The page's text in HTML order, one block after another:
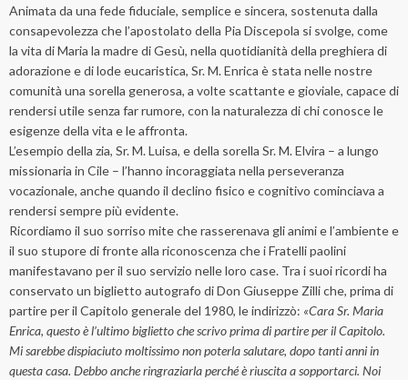
Animata da una fede fiduciale, semplice e sincera, sostenuta dalla
consapevolezza che l’apostolato della Pia Discepola si svolge, come
la vita di Maria la madre di Gesù, nella quotidianità della preghiera di
adorazione e di lode eucaristica, Sr. M. Enrica è stata nelle nostre
comunità una sorella generosa, a volte scattante e gioviale, capace di
rendersi utile senza far rumore, con la naturalezza di chi conosce le
esigenze della vita e le affronta.
L’esempio della zia, Sr. M. Luisa, e della sorella Sr. M. Elvira – a lungo
missionaria in Cile – l’hanno incoraggiata nella perseveranza
vocazionale, anche quando il declino fisico e cognitivo cominciava a
rendersi sempre più evidente.
Ricordiamo il suo sorriso mite che rasserenava gli animi e l’ambiente e
il suo stupore di fronte alla riconoscenza che i Fratelli paolini
manifestavano per il suo servizio nelle loro case. Tra i suoi ricordi ha
conservato un biglietto autografo di Don Giuseppe Zilli che, prima di
partire per il Capitolo generale del 1980, le indirizzò: «Cara Sr. Maria
Enrica, questo è l’ultimo biglietto che scrivo prima di partire per il Capitolo.
Mi sarebbe dispiaciuto moltissimo non poterla salutare, dopo tanti anni in
questa casa. Debbo anche ringraziarla perché è riuscita a sopportarci. Noi